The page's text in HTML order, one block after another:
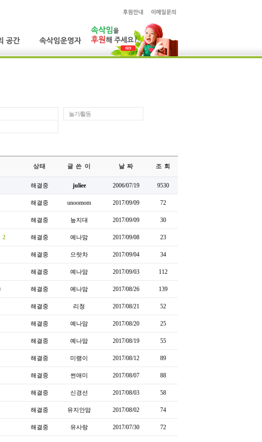
놀기/활동
상태 글 쓴 이 날 짜 조 회
해결중 juliee 2006/07/19 9530
해결중 unoomom 2017/09/09 72
해결중 늪지대 2017/09/09 30
2 해결중 예나맘 2017/09/08 23
해결중 으랏차 2017/09/04 34
해결중 예나맘 2017/09/03 112
해결중 예나맘 2017/08/26 139
해결중 리청 2017/08/21 52
해결중 예나맘 2017/08/20 25
해결중 예나맘 2017/08/19 55
해결중 미랭이 2017/08/12 89
해결중 썬애미 2017/08/07 88
해결중 신경선 2017/08/03 58
해결중 유지안맘 2017/08/02 74
해결중 유사랑 2017/07/30 72